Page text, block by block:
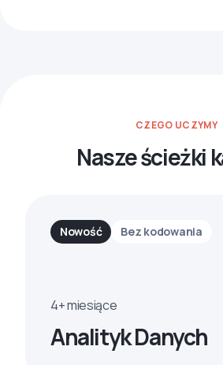
CZEGO UCZYMY
Nasze ścieżki
Nowość Bez kodowania
4+ miesiące
Analityk Danych